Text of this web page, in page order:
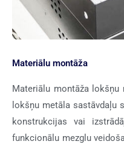
Materiālu montāža
Materiālu montāža lokšņu
lokšņu metāla sastāvdaļu
konstrukcijas vai
funkcionālu mezglu